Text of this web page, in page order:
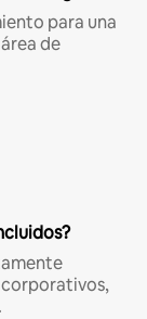
para una
de
corporativos,